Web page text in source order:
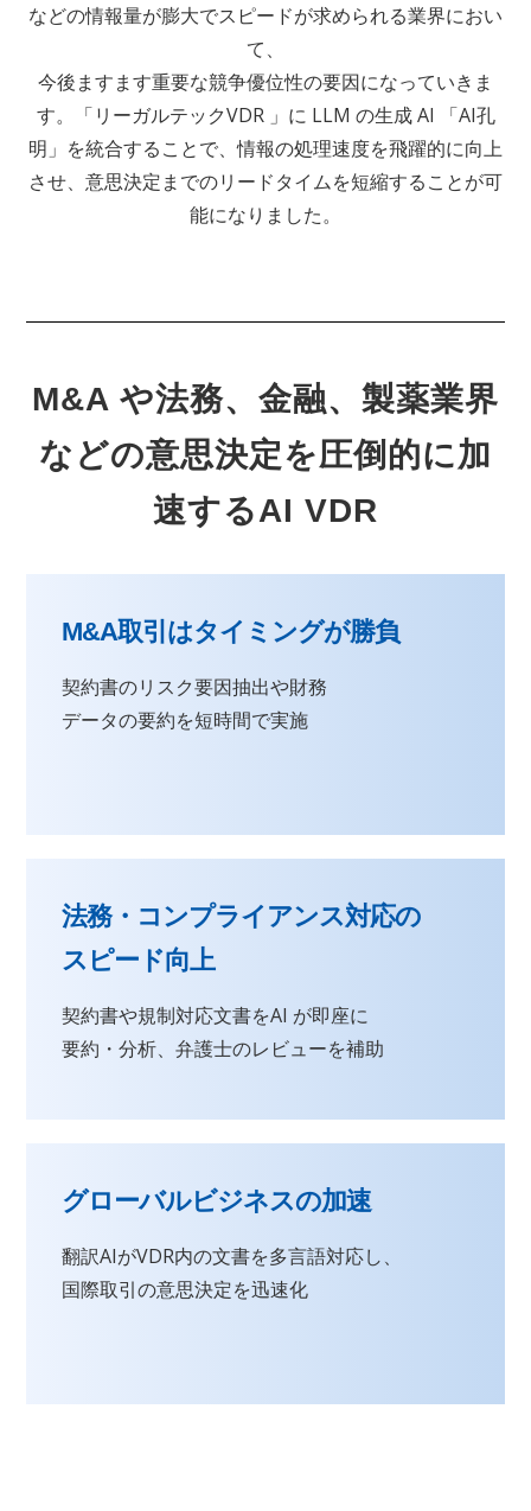
などの情報量が膨大でスピードが求められる業界におい
て、
今後ますます重要な競争優位性の要因になっていきま
す。「リーガルテックVDR 」に LLM の生成 AI 「AI孔
明」を統合することで、情報の処理速度を飛躍的に向上
させ、意思決定までのリードタイムを短縮することが可
能になりました。
M&A や法務、金融、製薬業界
などの意思決定を圧倒的に加
速するAI VDR
M&A取引はタイミングが勝負
契約書のリスク要因抽出や財務
データの要約を短時間で実施
法務・コンプライアンス対応の
スピード向上
契約書や規制対応文書をAI が即座に
要約・分析、弁護士のレビューを補助
グローバルビジネスの加速
翻訳AIがVDR内の文書を多言語対応し、
国際取引の意思決定を迅速化